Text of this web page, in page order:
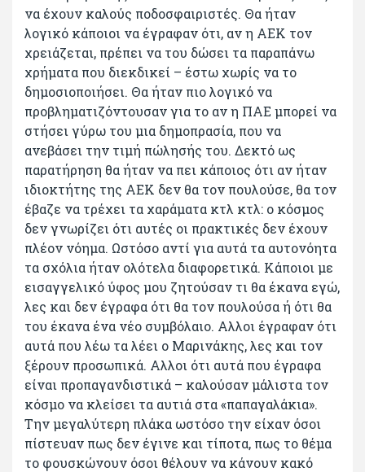
να έχουν καλούς ποδοσφαιριστές. Θα ήταν
λογικό κάποιοι να έγραφαν ότι, αν η ΑΕΚ τον
χρειάζεται, πρέπει να του δώσει τα παραπάνω
χρήματα που διεκδικεί – έστω χωρίς να το
δημοσιοποιήσει. Θα ήταν πιο λογικό να
προβληματιζόντουσαν για το αν η ΠΑΕ μπορεί να
στήσει γύρω του μια δημοπρασία, που να
ανεβάσει την τιμή πώλησής του. Δεκτό ως
παρατήρηση θα ήταν να πει κάποιος ότι αν ήταν
ιδιοκτήτης της ΑΕΚ δεν θα τον πουλούσε, θα τον
έβαζε να τρέχει τα χαράματα κτλ κτλ: ο κόσμος
δεν γνωρίζει ότι αυτές οι πρακτικές δεν έχουν
πλέον νόημα. Ωστόσο αντί για αυτά τα αυτονόητα
τα σχόλια ήταν ολότελα διαφορετικά. Κάποιοι με
εισαγγελικό ύφος μου ζητούσαν τι θα έκανα εγώ,
λες και δεν έγραφα ότι θα τον πουλούσα ή ότι θα
του έκανα ένα νέο συμβόλαιο. Αλλοι έγραφαν ότι
αυτά που λέω τα λέει ο Μαρινάκης, λες και τον
ξέρουν προσωπικά. Αλλοι ότι αυτά που έγραφα
είναι προπαγανδιστικά – καλούσαν μάλιστα τον
κόσμο να κλείσει τα αυτιά στα «παπαγαλάκια».
Την μεγαλύτερη πλάκα ωστόσο την είχαν όσοι
πίστευαν πως δεν έγινε και τίποτα, πως το θέμα
το φουσκώνουν όσοι θέλουν να κάνουν κακό